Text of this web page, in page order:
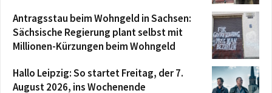
Antragsstau beim Wohngeld in Sachsen:
Sächsische Regierung plant selbst mit
Millionen-Kürzungen beim Wohngeld
Hallo Leipzig: So startet Freitag, der 7.
August 2026, ins Wochenende